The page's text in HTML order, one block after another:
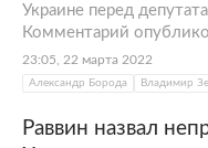
Украине перед
Комментарий
23:05, 22 марта 2022
Александр Борода Владимир
Раввин назвал